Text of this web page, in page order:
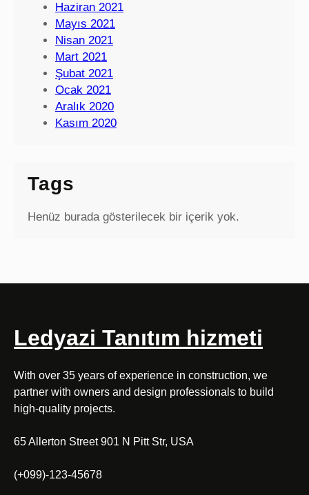
Haziran 2021
Mayıs 2021
Nisan 2021
Mart 2021
Şubat 2021
Ocak 2021
Aralık 2020
Kasım 2020
Tags
Henüz burada gösterilecek bir içerik yok.
Ledyazi Tanıtım hizmeti
With over 35 years of experience in construction, we
partner with owners and design professionals to build
high-quality projects.
65 Allerton Street 901 N Pitt Str, USA
(+099)-123-45678